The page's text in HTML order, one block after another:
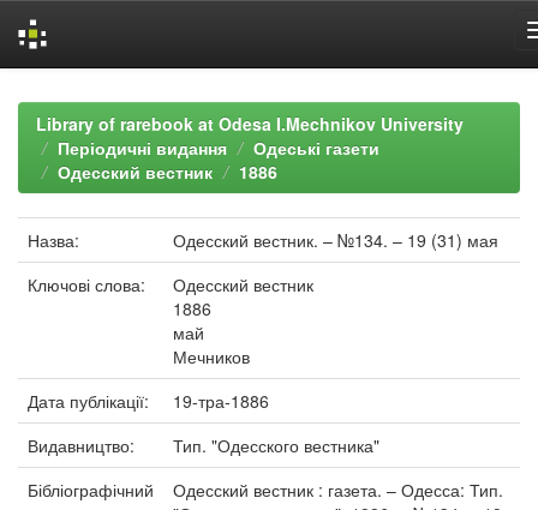
navigationLibrary of rarebook at Odesa I.Mechnikov University
Періодичні видання
Одеські газети
Одесский вестник
1886
Назва:
Одесский вестник. – №134. – 19 (31) мая
Ключові слова:
Одесский вестник
1886
май
Мечников
Дата публікації:
19-тра-1886
Видавництво:
Тип. "Одесского вестника"
Бібліографічний
Одесский вестник : газета. – Одесса: Тип.